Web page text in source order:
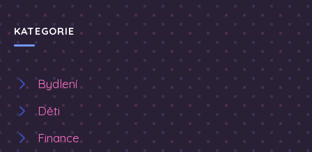
KATEGORIE
Bydlení
Děti
Finance